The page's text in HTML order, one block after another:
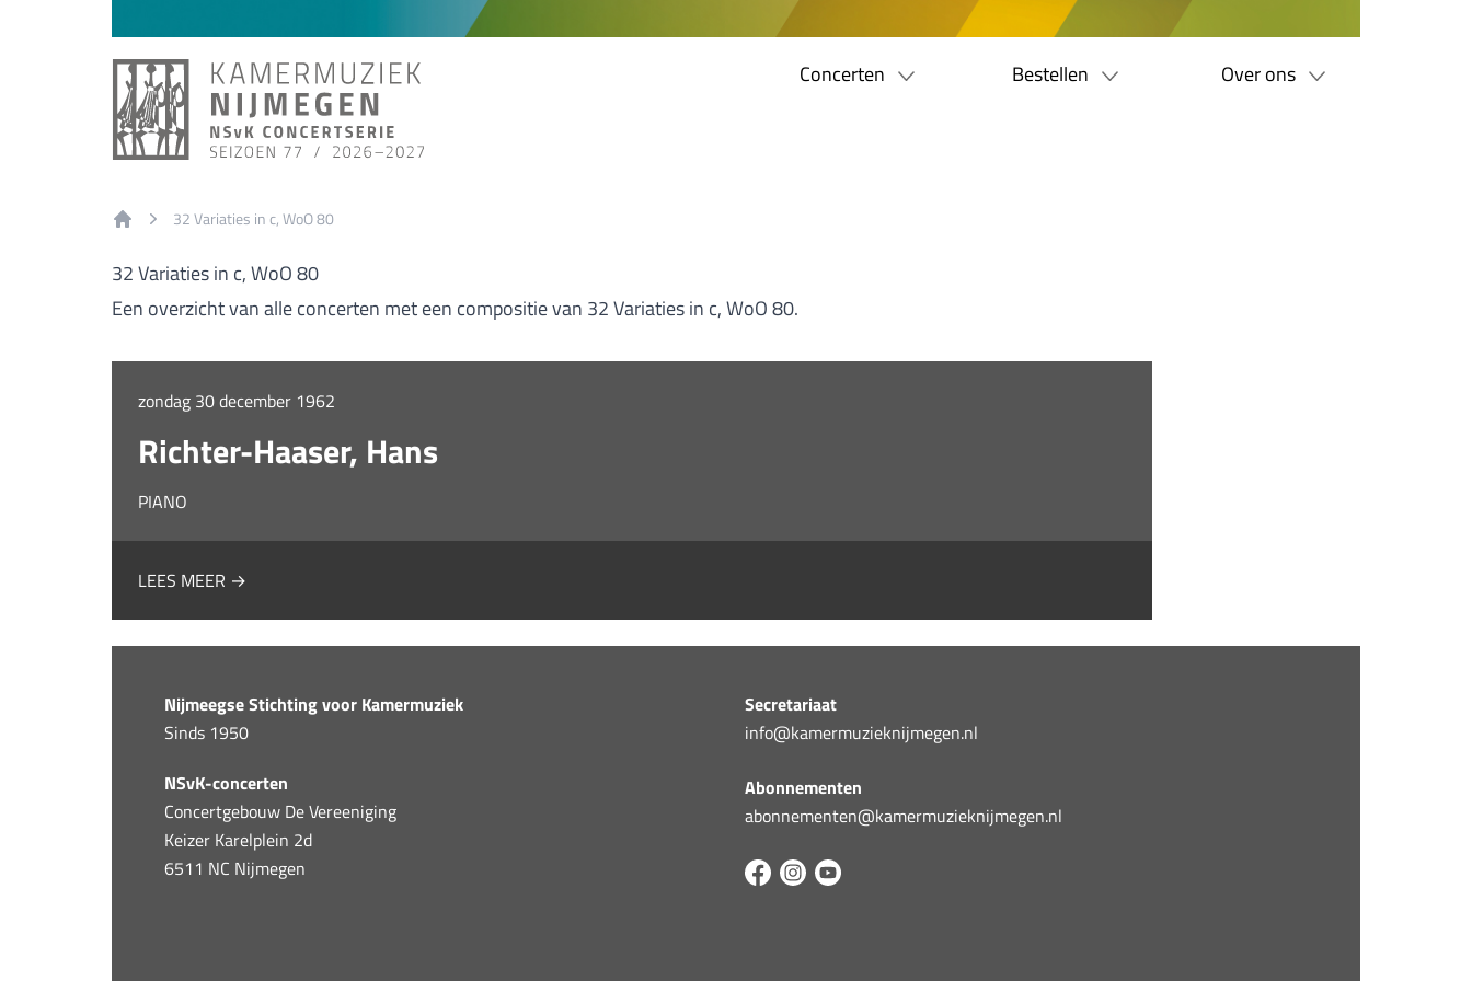
Concerten Bestellen Over ons
32 Variaties in c, WoO 80
32 Variaties in c, WoO 80
Een overzicht van alle concerten met een compositie van 32 Variaties in c, WoO 80.
zondag 30 december 1962
Richter-Haaser, Hans
PIANO
LEES MEER →
Nijmeegse Stichting voor Kamermuziek
Sinds 1950
NSvK-concerten
Concertgebouw De Vereeniging
Keizer Karelplein 2d
6511 NC Nijmegen
Secretariaat
info@kamermuzieknijmegen.nl
Abonnementen
abonnementen@kamermuzieknijmegen.nl